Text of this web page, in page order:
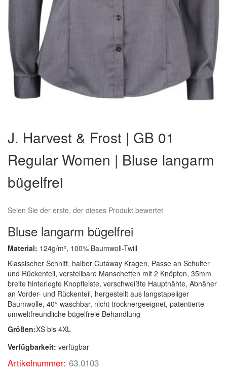
der
Bildergalerie
springen
J. Harvest & Frost | GB 01
Regular Women | Bluse langarm
bügelfrei
Seien Sie der erste, der dieses Produkt bewertet
Bluse langarm bügelfrei
Material: 124g/m², 100% Baumwoll-Twill
Klassischer Schnitt, halber Cutaway Kragen, Passe an Schulter
und Rückenteil, verstellbare Manschetten mit 2 Knöpfen, 35mm
breite hinterlegte Knopfleiste, verschweißte Hauptnähte, Abnäher
an Vorder- und Rückenteil, hergestellt aus langstapeliger
Baumwolle, 40° waschbar, nicht trocknergeeignet, patentierte
umweltfreundliche bügelfreie Behandlung
Größen:XS bis 4XL
Verfügbarkeit: verfügbar
Artikelnummer: 63.0103